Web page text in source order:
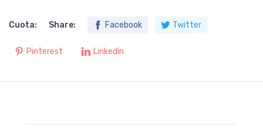
Cuota: Share: Facebook Twitter
Pinterest Linkedin